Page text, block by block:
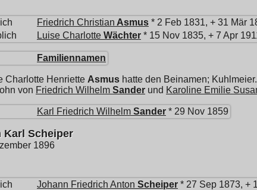
Friedrich Christian Asmus * 2 Feb 1831, + 31 Mär
Luise Charlotte Wächter * 15 Nov 1835, + 7 Apr
Familiennamen
Charlotte Henriette Asmus hatte den Beinamen;
von Friedrich Wilhelm Sander und Karoline Emilie
Karl Friedrich Wilhelm Sander * 29 Nov 1859
Karl Scheiper
1896
Johann Friedrich Anton Scheiper * 27 Sep 1873, +